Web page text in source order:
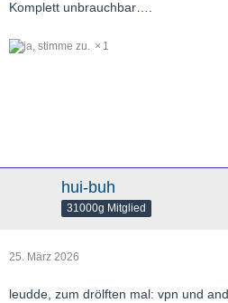
Komplett unbrauchbar….
1
hui-buh
31000g Mitglied
25. März 2026
leudde, zum drölften mal: vpn und